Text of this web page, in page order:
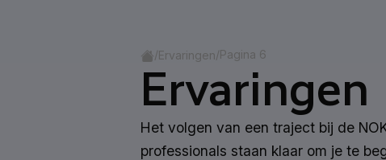
Home
/Ervaringen/Pagina 6
Ervaringen
Het volgen van een traject bij de
professionals staan klaar om je te